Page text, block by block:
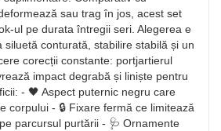
sau trag în jos, acest set
ul pe durata întregii seri. Alegerea e
siluetă conturată, stabilire stabilă și un
corecții constante: portjartierul
impact degrabă și liniște pentru
- 🖤 Aspect puternic negru care
corpului - 🔒 Fixare fermă ce limitează
parcursul purtării - 🩺 Ornamente